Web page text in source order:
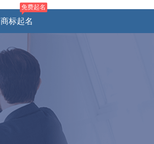
商标起名
免费起名